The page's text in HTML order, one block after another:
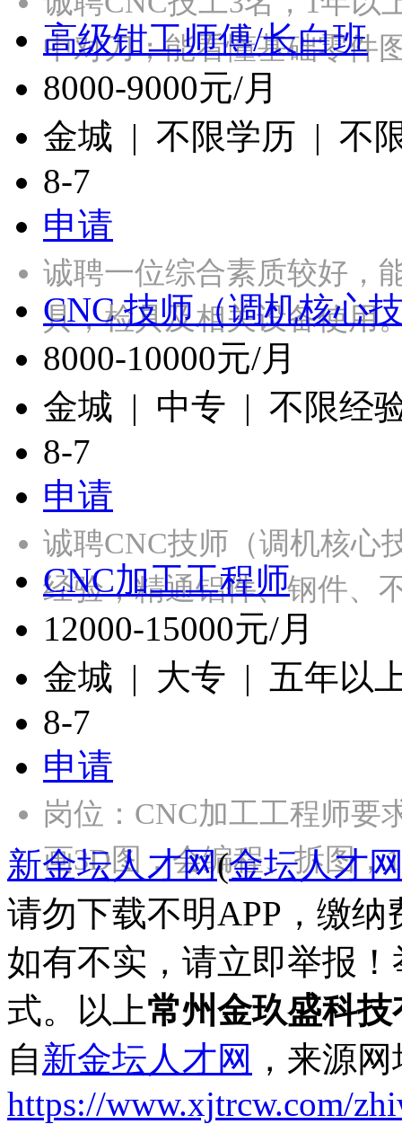
中对刀；能看懂基础零
高级钳工师傅/长白班
8000-9000元/月
金城 | 不限学历 | 不
8-7
申请
诚聘一位综合素质较好，
具，检具及相关设备使
CNC 技师（调机核心
8000-10000元/月
金城 | 中专 | 不限经
8-7
申请
诚聘CNC技师（调机核心
经验，精通铝件、钢件
CNC加工工程师
12000-15000元/月
金城 | 大专 | 五年以
8-7
申请
岗位：CNC加工工程师要
画3D图，会编程、拆图
新金坛人才网(金坛人才
请勿下载不明APP，缴
如有不实，请立即举报
式。以上常州金玖盛科
自新金坛人才网 ，来源
https://www.xjtrcw.com/